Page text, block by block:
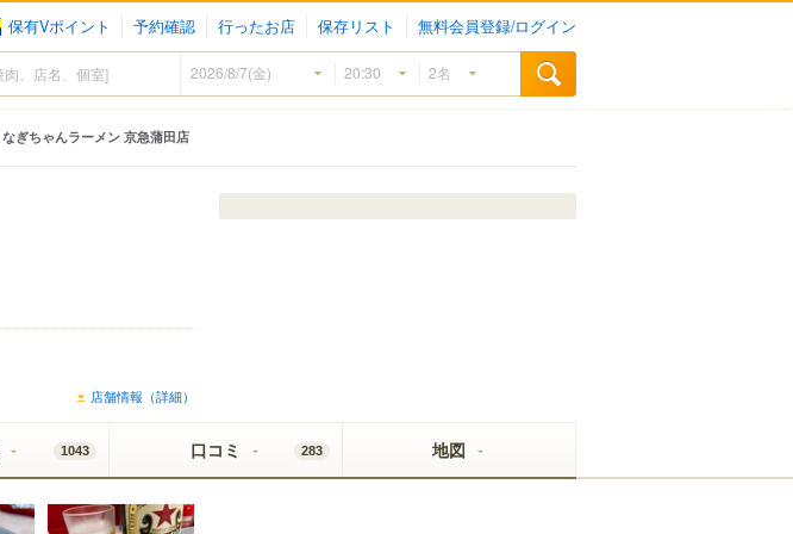
保有Vポイント 予約確認 行ったお店 保存リスト 無料会員登録/ログイン
なぎちゃんラーメン 京急蒲田店
店舗情報（詳細）
1043 口コミ 283 地図